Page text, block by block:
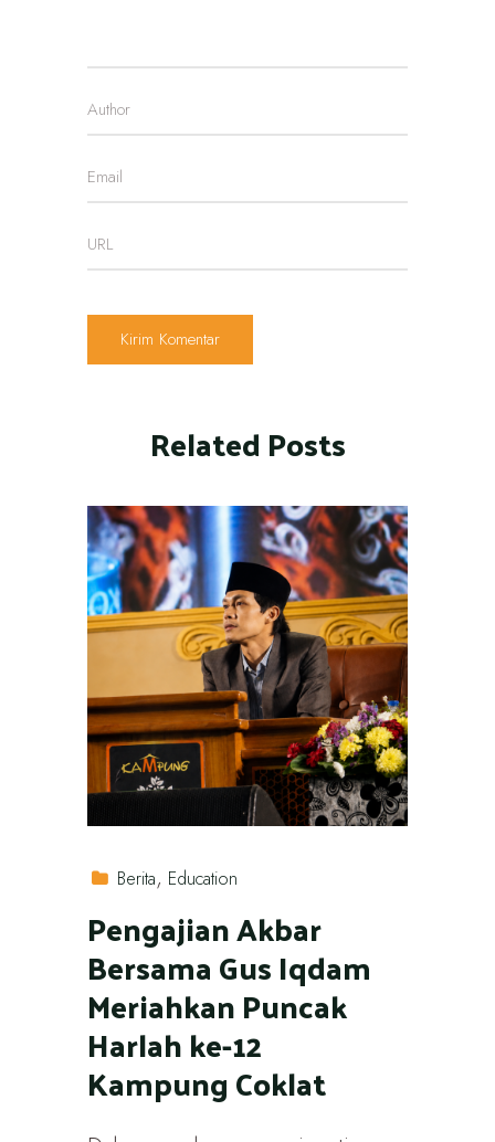
Related Posts
Berita Education
Pengajian Akbar
Bersama Gus Iqdam
Meriahkan Puncak
Harlah ke-12
Kampung Coklat